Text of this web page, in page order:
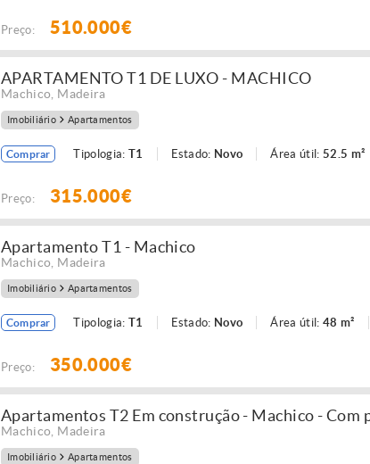
Preço: 510.000€
APARTAMENTO T1 DE LUXO - MACHICO
Machico Madeira
Imobiliário Apartamentos
Comprar Tipologia: T1 Estado: Novo Área útil: 52.5 m²
Preço: 315.000€
Apartamento T1 - Machico
Machico Madeira
Imobiliário Apartamentos
Comprar Tipologia: T1 Estado: Novo Área útil: 48 m²
Preço: 350.000€
Apartamentos T2 Em construção - Machico -
Machico Madeira
Imobiliário Apartamentos